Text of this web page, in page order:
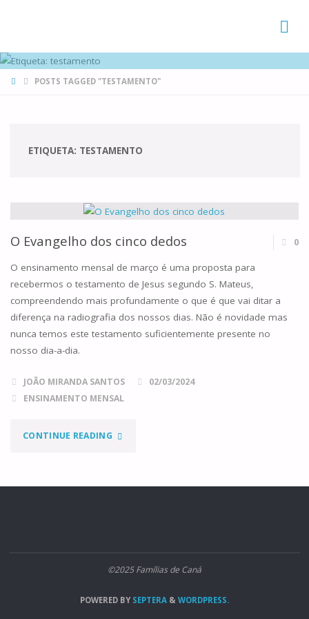
HOMEPOSTS TAGGED "TESTAMENTO"
ETIQUETA: TESTAMENTO
O Evangelho dos cinco dedos 0
O ensinamento mensal de março é uma proposta para
recebermos o testamento de Jesus segundo S. Mateus,
compreendendo mais profundamente o que é que vai ditar a
diferença na radiografia dos nossos dias. Não é novidade mas
nunca temos este testamento suficientemente presente no
nosso dia-a-dia.
JOÃO MIRANDA SANTOS
02/03/2024
ENSINAMENTO MENSAL
CONTINUE READING"O
DOS
©2025 Famílias de Caná
POWERED BYSEPTERA & WORDPRESS.